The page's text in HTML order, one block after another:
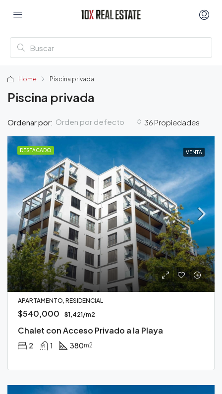
Home Piscina privada
Piscina privada
36 Propiedades
Ordenar por: Orden por defecto
DESTACADO VENTA
APARTAMENTO, RESIDENCIAL
$540,000 $1,421/m2
Chalet con Acceso Privado a la Playa
2 1 380m2